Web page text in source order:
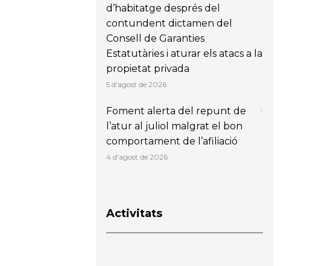
d’habitatge després del
contundent dictamen del
Consell de Garanties
Estatutàries i aturar els atacs a la
propietat privada
5 d'agost de 2026
Foment alerta del repunt de
l’atur al juliol malgrat el bon
comportament de l’afiliació
4 d'agost de 2026
Activitats